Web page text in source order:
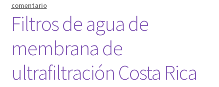
Contacto
Página de ejemplo
comentario
Filtros de agua de
membrana de
ultrafiltración Costa Rica